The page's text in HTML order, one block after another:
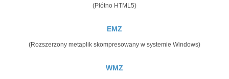
(Płótno HTML5)
EMZ
(Rozszerzony metaplik skompresowany w systemie Windows)
WMZ